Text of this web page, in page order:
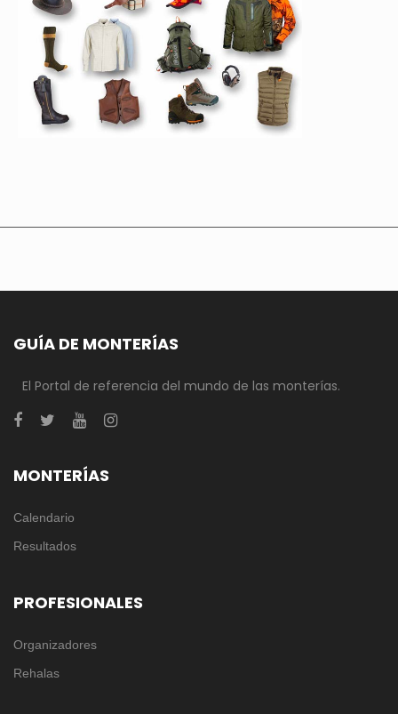
GUÍA DE MONTERÍAS
El Portal de referencia del mundo de las monterías.
MONTERÍAS
Calendario
Resultados
PROFESIONALES
Organizadores
Rehalas